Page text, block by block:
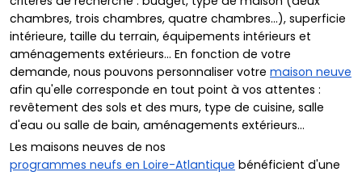
chambres, trois chambres, quatre chambres...), superficie
intérieure, taille du terrain, équipements intérieurs et
aménagements extérieurs... En fonction de votre
demande, nous pouvons personnaliser votre maison neuve
afin qu'elle corresponde en tout point à vos attentes :
revêtement des sols et des murs, type de cuisine, salle
d'eau ou salle de bain, aménagements extérieurs...
Les maisons neuves de nos
programmes neufs en Loire-Atlantique bénéficient d'une